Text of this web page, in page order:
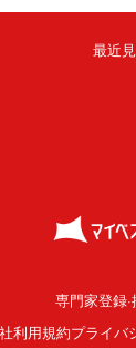
最近
専門家登録
利用規約プライバ